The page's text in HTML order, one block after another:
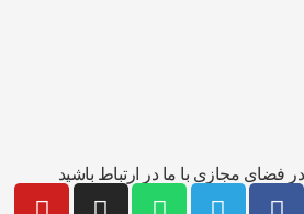
در فضای مجازی با ما در ارتباط باشید